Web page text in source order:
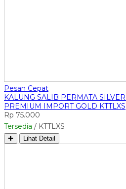
Pesan Cepat
KALUNG SALIB PERMATA
PREMIUM IMPORT GOLD KTTLXS
Rp 75.000
Tersedia / KTTLXS
✚ Lihat Detail